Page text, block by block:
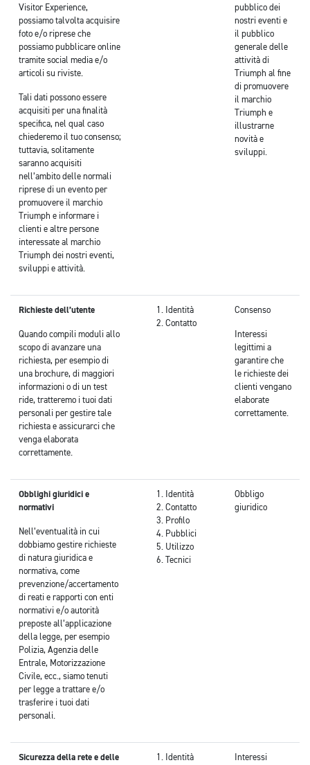
Visitor Experience,
possiamo talvolta acquisire
foto e/o riprese che
possiamo pubblicare online
tramite social media e/o
articoli su riviste.
Tali dati possono essere
acquisiti per una finalità
specifica, nel qual caso
chiederemo il tuo consenso;
tuttavia, solitamente
saranno acquisiti
nell’ambito delle normali
riprese di un evento per
promuovere il marchio
Triumph e informare i
clienti e altre persone
interessate al marchio
Triumph dei nostri eventi,
sviluppi e attività.
pubblico dei
nostri eventi e
il pubblico
generale delle
attività di
Triumph al fine
di promuovere
il marchio
Triumph e
illustrarne
novità e
sviluppi.
Richieste dell’utente
Quando compili moduli allo
scopo di avanzare una
richiesta, per esempio di
una brochure, di maggiori
informazioni o di un test
ride, tratteremo i tuoi dati
personali per gestire tale
richiesta e assicurarci che
venga elaborata
correttamente.
Identità
Contatto
Consenso
Interessi
legittimi a
garantire che
le richieste dei
clienti vengano
elaborate
correttamente.
Obblighi giuridici e
normativi
Nell’eventualità in cui
dobbiamo gestire richieste
di natura giuridica e
normativa, come
prevenzione/accertamento
di reati e rapporti con enti
normativi e/o autorità
preposte all’applicazione
della legge, per esempio
Polizia, Agenzia delle
Entrale, Motorizzazione
Civile, ecc., siamo tenuti
per legge a trattare e/o
trasferire i tuoi dati
personali.
Identità
Contatto
Profilo
Pubblici
Utilizzo
Tecnici
Obbligo
giuridico
Sicurezza della rete e delle Identità Interessi